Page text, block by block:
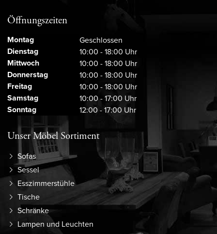
Öffnungszeiten
Montag Geschlossen
Dienstag 10:00 - 18:00 Uhr
Mittwoch 10:00 - 18:00 Uhr
Donnerstag 10:00 - 18:00 Uhr
Freitag 10:00 - 18:00 Uhr
Samstag 10:00 - 17:00 Uhr
Sonntag 12:00 - 17:00 Uhr
Unser Möbel Sortiment
Sofas
Sessel
Esszimmerstühle
Tische
Schränke
Lampen und Leuchten